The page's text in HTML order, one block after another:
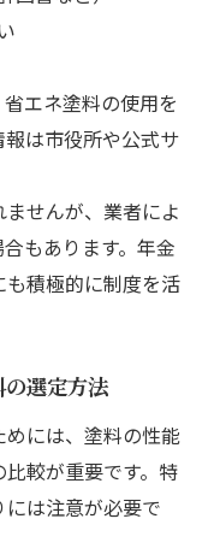
エネ塗料の使用を
は市役所や公式サ
せんが、業者によ
もあります。年金
積極的に制度を活
選定方法
には、塗料の性能
較が重要です。特
は注意が必要で